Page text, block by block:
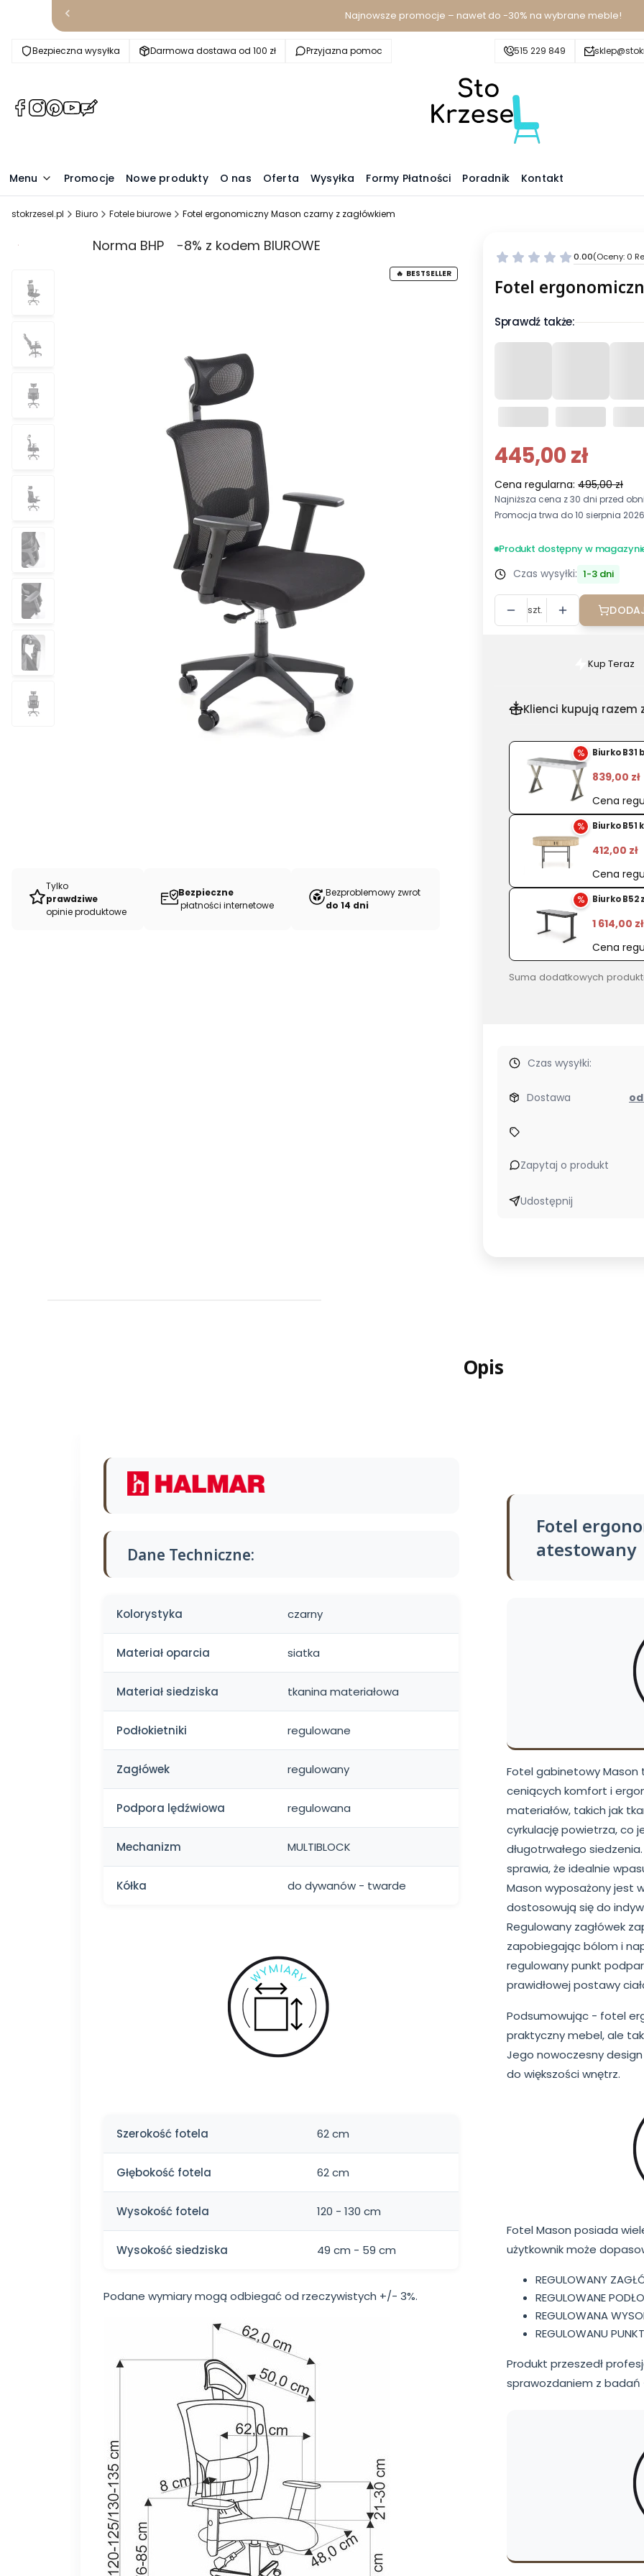
Najnowsze promocje – nawet do -30% na wybrane meble!
Bezpieczna wysyłka Darmowa dostawa od 100 zł Przyjazna pomoc 515 229 849
(Otwiera
karcie)
(Otwiera
karcie)
(Otwiera
karcie)
(Otwiera
karcie)
(Otwiera
karcie)
Menu Promocje Nowe produkty O nas Oferta Wysyłka Formy Płatności Poradnik Kontakt
stokrzesel.pl Biuro Fotele biurowe Fotel ergonomiczny Mason czarny z zagłówkiem
Promocja Norma BHP -8% z kodem BIUROWE
Tylko
prawdziwe
opinie produktowe
Bezpieczne
płatności internetowe
Bezproblemowy zwrot
do 14 dni
BESTSELLER
0.00(Oceny: 0
Fotel
Sprawdź także:
445,00 zł
Cena regularna: 495,00 zł
Najniższa cena z 30 dni przed
Promocja trwa do 10 sierpnia 2026
Produkt dostępny w
Czas wysyłki: 1-3 dni
szt.
Szybki
dla
Fotel
Mason
Kup Teraz
Klienci kupują razem
% Biurko B31
839,00 zł
Cena
% Biurko
412,00 zł
Cena
% Biurko
1 614,00 zł
Cena
Suma dodatkowych
Czas wysyłki:
Dostawa
Zapytaj o produkt
Udostępnij
Opis
Dane Techniczne:
Kolorystyka czarny
Materiał oparcia siatka
Materiał siedziska tkanina materiałowa
Podłokietniki regulowane
Zagłówek regulowany
Podpora lędźwiowa regulowana
Mechanizm MULTIBLOCK
Kółka do dywanów - twarde
Szerokość fotela 62 cm
Głębokość fotela 62 cm
Wysokość fotela 120 - 130 cm
Wysokość siedziska 49 cm - 59 cm
Podane wymiary mogą odbiegać od rzeczywistych +/- 3%.
Fotel
atestowany
Fotel gabinetowy Mason
ceniących komfort i
materiałów, takich jak
cyrkulację powietrza, co
długotrwałego
sprawia, że idealnie
Mason wyposażony jest
dostosowują się do
Regulowany zagłówek
zapobiegając bólom i
regulowany punkt
prawidłowej postawy
Podsumowując - fotel
praktyczny mebel, ale
Jego nowoczesny
do większości wnętrz.
Fotel Mason posiada
użytkownik może
REGULOWANY
REGULOWANE
REGULOWANA
REGULOWANU
Produkt przeszedł
sprawozdaniem z